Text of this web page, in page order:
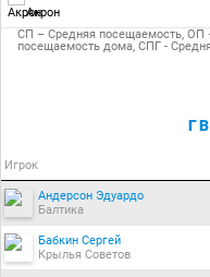
Акрон
СП – Средняя посещаемость,
посещаемость дома, СПГ -
Игрок
Андерсон Эдуардо
Балтика
Бабкин Сергей
Крылья Советов